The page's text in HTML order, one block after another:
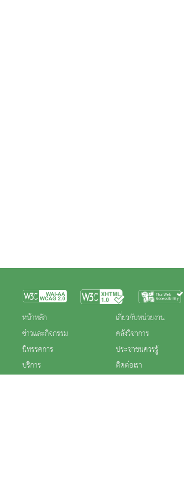
หน้าหลัก
ข่าวและกิจกรรม
นิทรรศการ
บริการ
เกี่ยวกับหน่วยงาน
คลังวิชาการ
ประชาชนควรรู้
ติดต่อเรา